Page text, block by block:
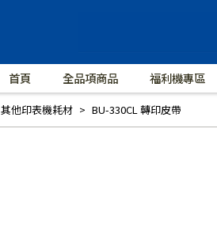
首頁 全品項商品 福利機專區
其他印表機耗材 BU-330CL 轉印皮帶